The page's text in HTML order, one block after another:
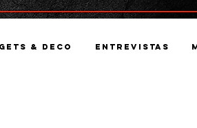
& Deco Entrevistas